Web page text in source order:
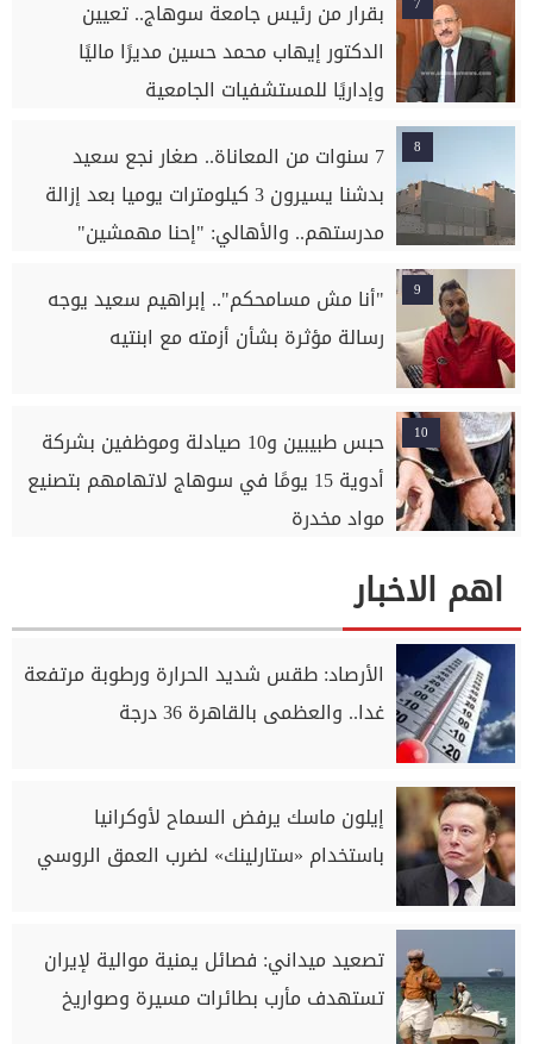
بقرار من رئيس جامعة سوهاج.. تعيين
الدكتور إيهاب محمد حسين مديرًا ماليًا
وإداريًا للمستشفيات الجامعية
8
7 سنوات من المعاناة.. صغار نجع سعيد
بدشنا يسيرون 3 كيلومترات يوميا بعد إزالة
مدرستهم.. والأهالي: "إحنا مهمشين"
9
"أنا مش مسامحكم".. إبراهيم سعيد يوجه
رسالة مؤثرة بشأن أزمته مع ابنتيه
10
حبس طبيبين و10 صيادلة وموظفين بشركة
أدوية 15 يومًا في سوهاج لاتهامهم بتصنيع
مواد مخدرة
اهم الاخبار
الأرصاد: طقس شديد الحرارة ورطوبة مرتفعة
غدا.. والعظمى بالقاهرة 36 درجة
إيلون ماسك يرفض السماح لأوكرانيا
باستخدام «ستارلينك» لضرب العمق الروسي
تصعيد ميداني: فصائل يمنية موالية لإيران
تستهدف مأرب بطائرات مسيرة وصواريخ